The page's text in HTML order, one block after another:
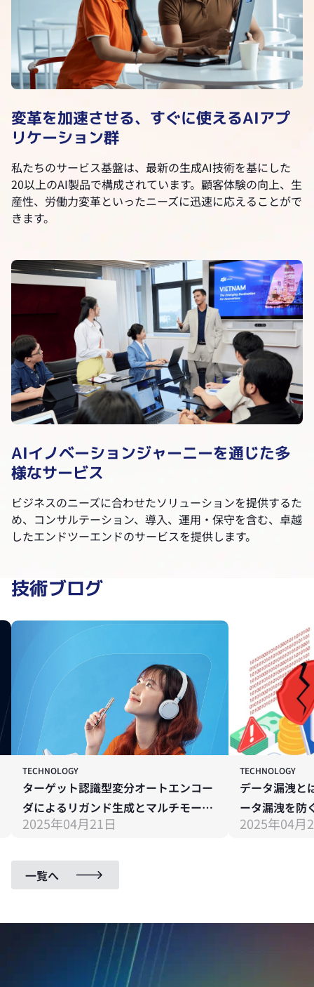
変革を加速させる、すぐに使えるAIアプ
リケーション群
私たちのサービス基盤は、最新の生成AI技術を基にした
20以上のAI製品で構成されています。顧客体験の向上、生
産性、労働力変革といったニーズに迅速に応えることがで
きます。
AIイノベーションジャーニーを通じた多
様なサービス
ビジネスのニーズに合わせたソリューションを提供するた
め、コンサルテーション、導入、運用・保守を含む、卓越
したエンドツーエンドのサービスを提供します。
技術ブログ
TECHNOLOGY
ターゲット認識型変分オートエンコー
ダによるリガンド生成とマルチモーダ
ルタンパク質表現学習
2025年04月21日
TECHNOLOGY
データ漏洩と
ータ漏洩を防
2025年04月
一覧へ